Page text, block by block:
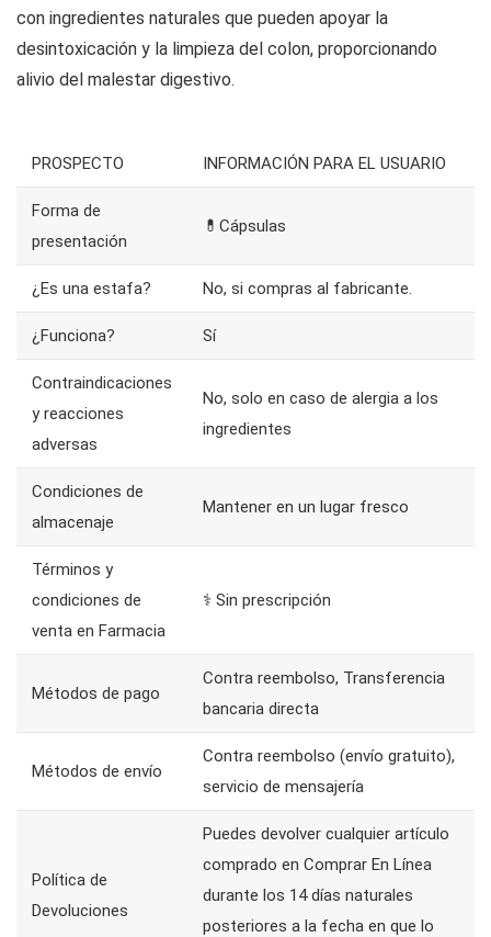
con ingredientes naturales que pueden apoyar la
desintoxicación y la limpieza del colon, proporcionando
alivio del malestar digestivo.
PROSPECTO INFORMACIÓN PARA EL USUARIO
Forma de
presentación
💊Cápsulas
¿Es una estafa? No, si compras al fabricante.
¿Funciona? Sí
Contraindicaciones
y reacciones
adversas
No, solo en caso de alergia a los
ingredientes
Condiciones de
almacenaje
Mantener en un lugar fresco
Términos y
condiciones de
venta en Farmacia
⚕️ Sin prescripción
Métodos de pago
Contra reembolso, Transferencia
bancaria directa
Métodos de envío
Contra reembolso (envío gratuito),
servicio de mensajería
Política de
Devoluciones
Puedes devolver cualquier artículo
comprado en Comprar En Línea
durante los 14 días naturales
posteriores a la fecha en que lo